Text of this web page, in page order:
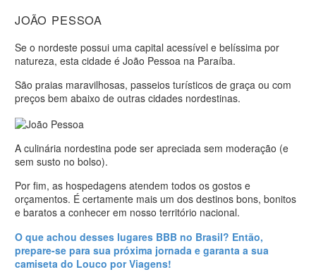
JOÃO PESSOA
Se o nordeste possui uma capital acessível e belíssima por
natureza, esta cidade é João Pessoa na Paraíba.
São praias maravilhosas, passeios turísticos de graça ou com
preços bem abaixo de outras cidades nordestinas.
A culinária nordestina pode ser apreciada sem moderação (e
sem susto no bolso).
Por fim, as hospedagens atendem todos os gostos e
orçamentos. É certamente mais um dos destinos bons, bonitos
e baratos a conhecer em nosso território nacional.
O que achou desses lugares BBB no Brasil? Então,
prepare-se para sua próxima jornada e garanta a sua
camiseta do Louco por Viagens!